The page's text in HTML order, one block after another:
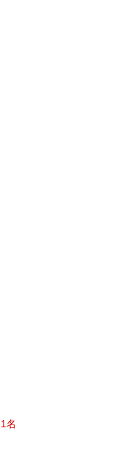
1名